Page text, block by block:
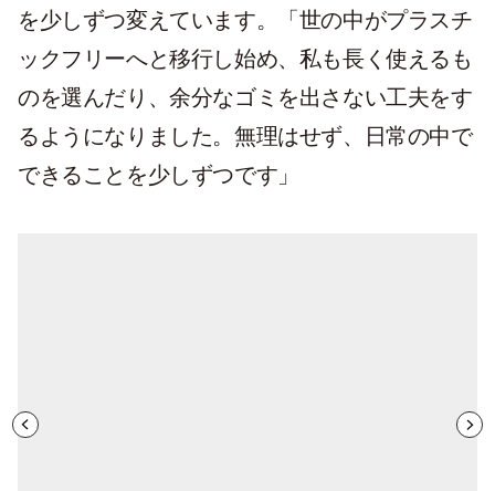
を少しずつ変えています。「世の中がプラスチ
ックフリーへと移行し始め、私も長く使えるも
のを選んだり、余分なゴミを出さない工夫をす
るようになりました。無理はせず、日常の中で
できることを少しずつです」